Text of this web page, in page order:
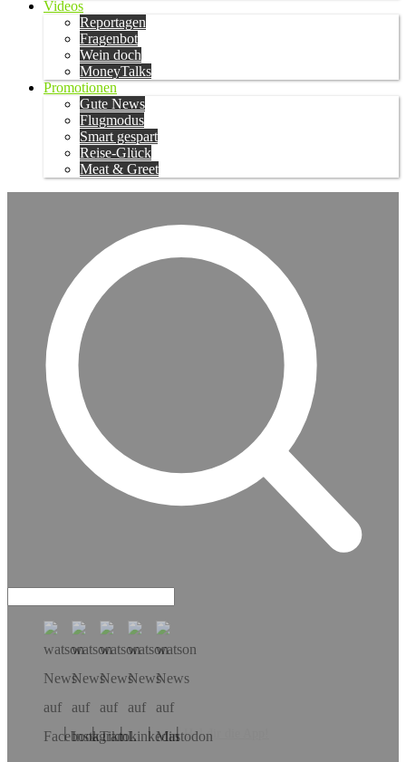
Videos
Reportagen
Fragenbot
Wein doch
MoneyTalks
Promotionen
Gute News
Flugmodus
Smart gespart
Reise-Glück
Meat & Greet
Hol dir die App!